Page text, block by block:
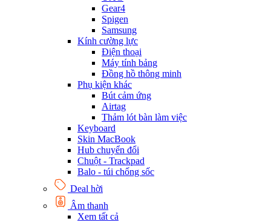
Gear4
Spigen
Samsung
Kính cường lực
Điện thoại
Máy tính bảng
Đồng hồ thông minh
Phụ kiện khác
Bút cảm ứng
Airtag
Thảm lót bàn làm việc
Keyboard
Skin MacBook
Hub chuyển đổi
Chuột - Trackpad
Balo - túi chống sốc
Deal hời
Âm thanh
Xem tất cả